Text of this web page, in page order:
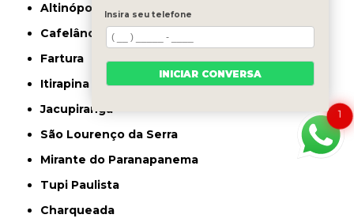
Altinópolis
Cafelândia
Fartura
Itirapina
Jacupiranga
São Lourenço da Serra
Mirante do Paranapanema
Tupi Paulista
Charqueada
1
Insira seu telefone
INICIAR CONVERSA